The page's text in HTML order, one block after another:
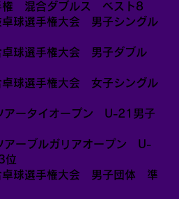
権 混合ダブルス ベスト8
卓球選手権大会 男子シングル
卓球選手権大会 男子ダブル
卓球選手権大会 女子シングル
アータイオープン U-21男子
アーブルガリアオープン U-
位
卓球選手権大会 男子団体 準